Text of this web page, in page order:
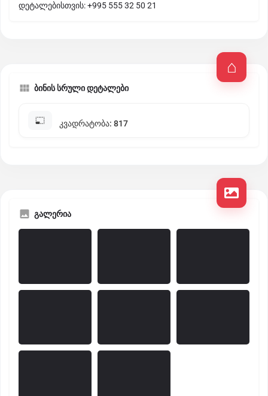
დეტალებისთვის: +995 555 32 50 21
ბინის სრული დეტალები
კვადრატობა: 817
გალერია